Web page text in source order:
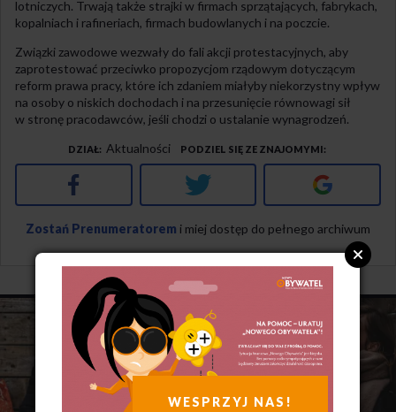
lotniczych. Trwają także strajki w firmach sprzątających, fabrykach,
kopalniach i rafineriach, firmach budowlanych i na poczcie.
Związki zawodowe wezwały do fali akcji protestacyjnych, aby
zaprotestować przeciwko propozycjom rządowym dotyczącym
reform prawa pracy, które ich zdaniem miałyby niekorzystny wpływ
na osoby o niskich dochodach i na przesunięcie równowagi sił
w stronę pracodawców, jeśli chodzi o ustalanie wynagrodzeń.
DZIAŁ Aktualności PODZIEL SIĘ ZE ZNAJOMYMI
Facebook Twitter Google+
Zostań Prenumeratorem i miej dostęp do pełnego archiwum
WESPRZYJ NAS!